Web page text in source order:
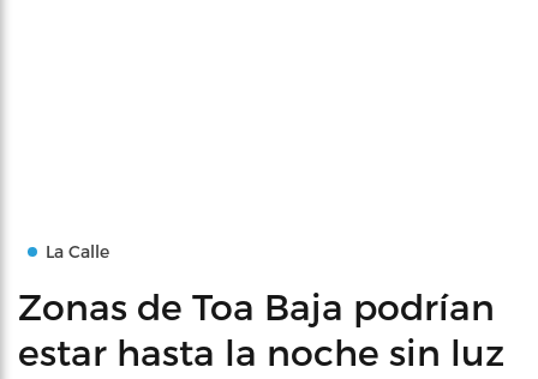
La Calle
Zonas de Toa Baja podrían
estar hasta la noche sin luz